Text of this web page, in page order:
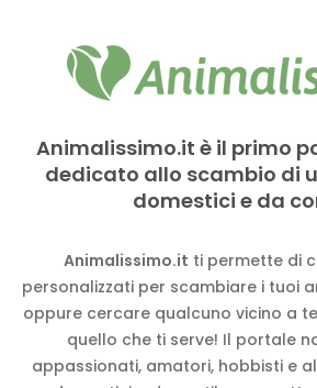
Animalissimo.it è il primo
dedicato allo scambio di
domestici e da
Animalissimo.it ti permette di
personalizzati per scambiare i tuoi
oppure cercare qualcuno vicino a
quello che ti serve! Il portale
appassionati, amatori, hobbisti e